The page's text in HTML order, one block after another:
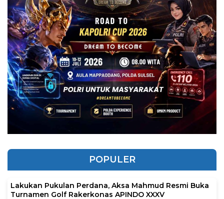
POPULER
Lakukan Pukulan Perdana, Aksa Mahmud Resmi Buka
Turnamen Golf Rakerkonas APINDO XXXV